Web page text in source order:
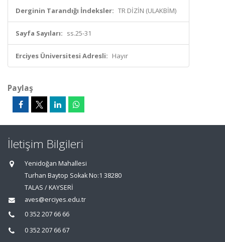
Derginin Tarandığı İndeksler: TR DİZİN (ULAKBİM)
Sayfa Sayıları: ss.25-31
Erciyes Üniversitesi Adresli: Hayır
Paylaş
İletişim Bilgileri
Yenidoğan Mahallesi
Turhan Baytop Sokak No:1 38280
TALAS / KAYSERİ
aves@erciyes.edu.tr
0 352 207 66 66
0 352 207 66 67